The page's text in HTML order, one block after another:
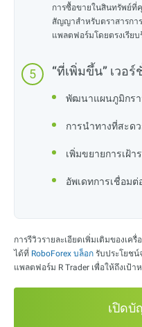
การซื้อขายในสินทรัพย์ที่
สัญญาสำหรับตราสารกา
แพลตฟอร์มโดยตรงเรียบ
“ที่เพิ่มขึ้น” เวอ
พัฒนาแผนภูมิกร
การนำทางที่สะด
เพิ่มขยายการเฝ้า
อัพเดทการเชื่อมต่
การรีวิวรายละเอียดเพิ่มเติมของเ
ได้ที่ RoboForex บล็อก รับประโยช
แพลตฟอร์ม R Trader เพื่อให้ถึงเป้
เปิดบั